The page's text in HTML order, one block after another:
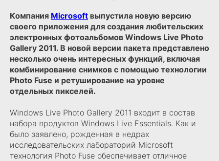
Компания Microsoft выпустила новую версию
своего приложения для создания любительских
электронных фотоальбомов Windows Live Photo
Gallery 2011. В новой версии пакета представлено
несколько очень интересных функций, включая
комбинирование снимков с помощью технологии
Photo Fuse и ретуширование на уровне
отдельных пикселей.
Windows Live Photo Gallery 2011 входит в состав
набора продуктов Windows Live Essentials. Как и
было заявлено, рожденная в недрах
исследовательских лабораторий Microsoft
технология Photo Fuse обеспечивает отличное